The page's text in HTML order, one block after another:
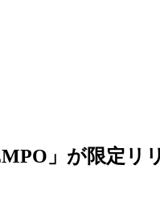
」が限定リ